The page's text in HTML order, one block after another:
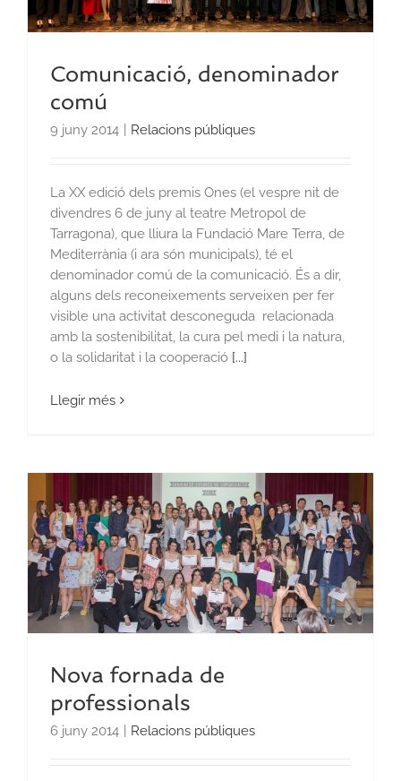
Comunicació, denominador
comú
9 juny 2014 Relacions públiques
La XX edició dels premis Ones (el vespre nit de
divendres 6 de juny al teatre Metropol de
Tarragona), que lliura la Fundació Mare Terra, de
Mediterrània (i ara són municipals), té el
denominador comú de la comunicació. És a dir,
alguns dels reconeixements serveixen per fer
visible una activitat desconeguda relacionada
amb la sostenibilitat, la cura pel medi i la natura,
o la solidaritat i la cooperació [...]
Llegir més
Nova fornada de
professionals
6 juny 2014 Relacions públiques